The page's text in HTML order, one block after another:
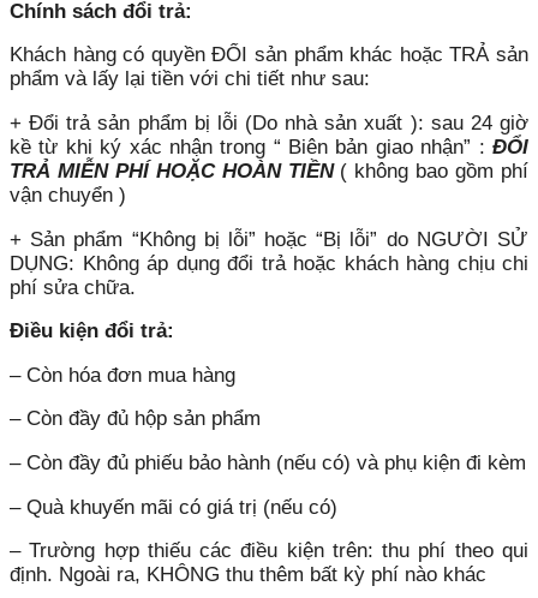
Chính sách đổi trả:
Khách hàng có quyền ĐỔI sản phẩm khác hoặc TRẢ sản
phẩm và lấy lại tiền với chi tiết như sau:
+ Đổi trả sản phẩm bị lỗi (Do nhà sản xuất ): sau 24 giờ
kề từ khi ký xác nhận trong “ Biên bản giao nhận” : ĐỔI
TRẢ MIỄN PHÍ HOẶC HOÀN TIỀN( không bao gồm phí
vận chuyển )
+ Sản phẩm “Không bị lỗi” hoặc “Bị lỗi” do NGƯỜI SỬ
DỤNG: Không áp dụng đổi trả hoặc khách hàng chịu chi
phí sửa chữa.
Điều kiện đổi trả:
– Còn hóa đơn mua hàng
– Còn đầy đủ hộp sản phẩm
– Còn đầy đủ phiếu bảo hành (nếu có) và phụ kiện đi kèm
– Quà khuyến mãi có giá trị (nếu có)
– Trường hợp thiếu các điều kiện trên: thu phí theo qui
định. Ngoài ra, KHÔNG thu thêm bất kỳ phí nào khác